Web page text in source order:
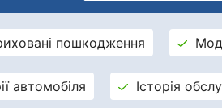
пошкодження
автомобіля Історія